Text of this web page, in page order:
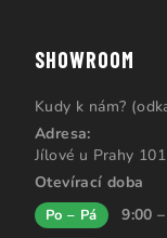
SHOWROOM
Kudy k nám?
Adresa:
Jílové u Prahy
Otevírací doba
Po – Pá 9:00